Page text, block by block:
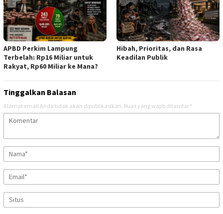
APBD Perkim Lampung
Terbelah: Rp16 Miliar untuk
Rakyat, Rp60 Miliar ke Mana?
Hibah, Prioritas, dan Rasa
Keadilan Publik
Tinggalkan Balasan
Alamat email Anda tidak akan dipublikasikan. Ruas yang wajib ditandai *